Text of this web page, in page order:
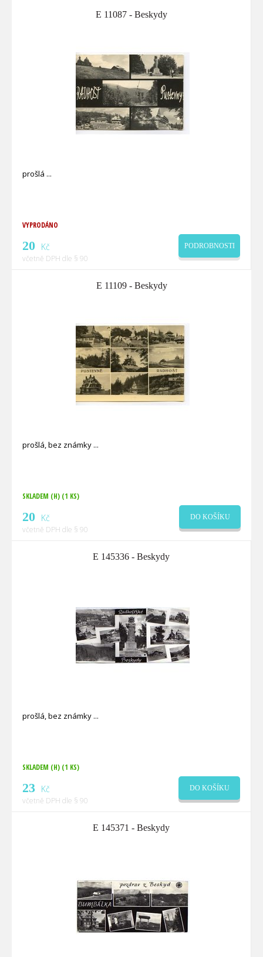
E 11087 - Beskydy
prošlá
VYPRODÁNO
20 Kč
včetně DPH dle § 90
PODROBNOSTI
E 11109 - Beskydy
prošlá, bez známky
SKLADEM (H) (1 KS)
20 Kč
včetně DPH dle § 90
DO KOŠÍKU
E 145336 - Beskydy
prošlá, bez známky
SKLADEM (H) (1 KS)
23 Kč
včetně DPH dle § 90
DO KOŠÍKU
E 145371 - Beskydy